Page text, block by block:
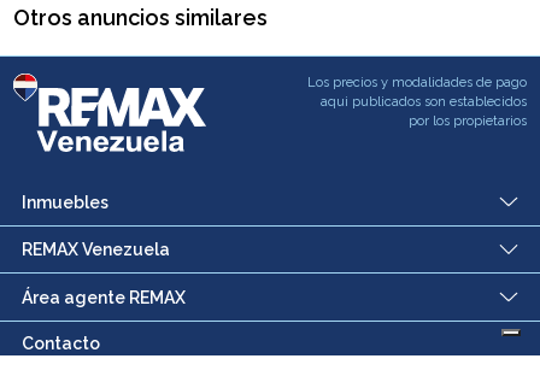
Otros anuncios similares
Los precios y modalidades de pago
aqui publicados son establecidos
por los propietarios
Inmuebles
REMAX Venezuela
Área agente REMAX
Contacto